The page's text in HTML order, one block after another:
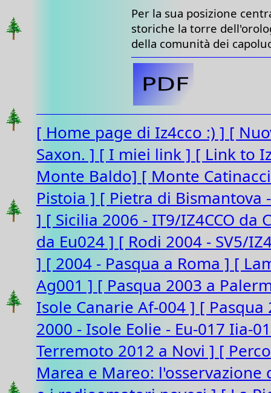
Per la sua posizione
storiche la torre
della comunità dei
[ Home page di Iz4cco :) ] [
Saxon. ] [ I miei link ] [ Link to
Monte Baldo] [ Monte
Pistoia ] [ Pietra di Bismantova
] [ Sicilia 2006 - IT9/IZ4CCO da
da Eu024 ] [ Rodi 2004 - SV5/
] [ 2004 - Pasqua a Roma ] [
Ag001 ] [ Pasqua 2003 a
Isole Canarie Af-004 ] [ Pasqua
2000 - Isole Eolie - Eu-017 Iia-
Terremoto 2012 a Novi ] [
Marea e Mareo: